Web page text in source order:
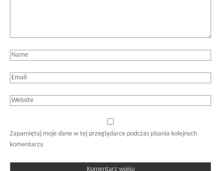
Zapamiętaj moje dane w tej przeglądarce podczas pisania kolejnych
komentarzy.